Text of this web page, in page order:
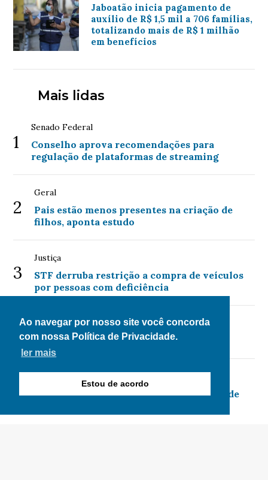
Ao navegar por nosso site você concorda
com nossa Política de Privacidade.
ler mais
Estou de acordo
Jaboatão inicia pagamento de
auxílio de R$ 1,5 mil a 706 famílias,
totalizando mais de R$ 1 milhão
em benefícios
Mais lidas
1
Senado Federal
Conselho aprova recomendações para
regulação de plataformas de streaming
2
Geral
Pais estão menos presentes na criação de
filhos, aponta estudo
3
Justiça
STF derruba restrição a compra de veículos
por pessoas com deficiência
4 Campo Grande - MS
Funsat encerra semana com 913 vagas
5
TRE-RJ abre urna para o público e defende